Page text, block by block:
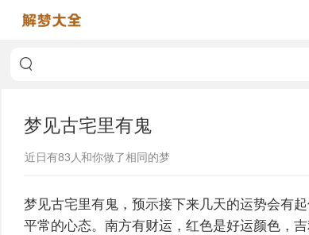
梦见古宅里有鬼
近日有83 人和你做了相同的梦
梦见古宅里有鬼，预示接下来几天的运势会有
平常的心态。南方有财运，红色是好运颜色，吉